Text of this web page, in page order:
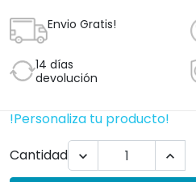
Envio Gratis!
14 días
devolución
!Personaliza tu producto!
Cantidad
 